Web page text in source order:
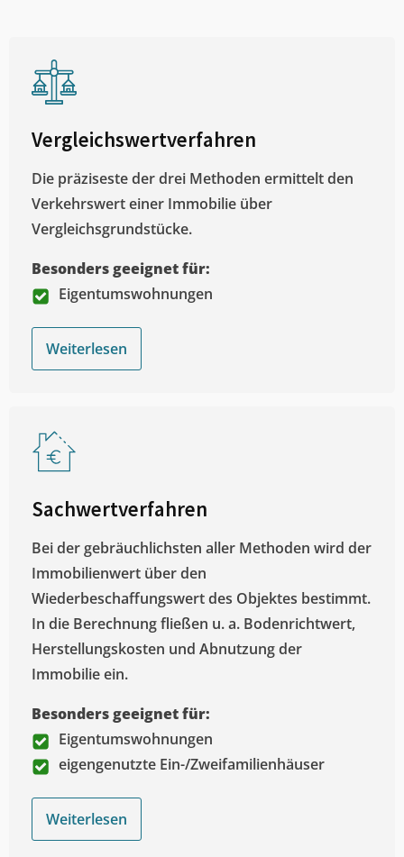
Vergleichswertverfahren
Die präziseste der drei Methoden ermittelt den
Verkehrswert einer Immobilie über
Vergleichsgrundstücke.
Besonders geeignet für:
Eigentumswohnungen
Weiterlesen
Sachwertverfahren
Bei der gebräuchlichsten aller Methoden wird der
Immobilienwert über den
Wiederbeschaffungswert des Objektes bestimmt.
In die Berechnung fließen u. a. Bodenrichtwert,
Herstellungskosten und Abnutzung der
Immobilie ein.
Besonders geeignet für:
Eigentumswohnungen
eigengenutzte Ein-/Zweifamilienhäuser
Weiterlesen